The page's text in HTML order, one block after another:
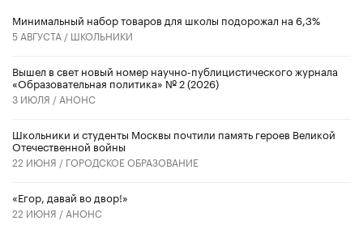
Минимальный набор товаров для школы подорожал на 6,3%
5 АВГУСТА / ШКОЛЬНИКИ
Вышел в свет новый номер научно-публицистического журнала
«Образовательная политика» № 2 (2026)
3 ИЮЛЯ / АНОНС
Школьники и студенты Москвы почтили память героев Великой
Отечественной войны
22 ИЮНЯ / ГОРОДСКОЕ ОБРАЗОВАНИЕ
«Егор, давай во двор!»
22 ИЮНЯ / АНОНС